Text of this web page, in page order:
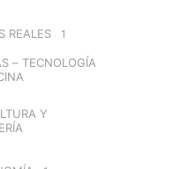
REALES 1
– TECNOLOGÍA
Y